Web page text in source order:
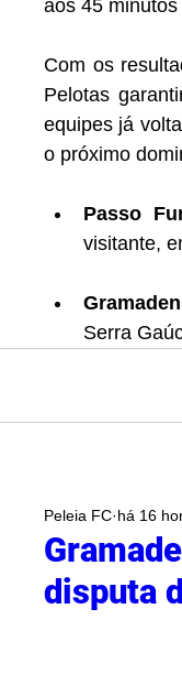
aos 45
Com os
Pelotas
equipes já
o próximo
Passo
visitante,
Serra
disputa
Peleia FC há 16